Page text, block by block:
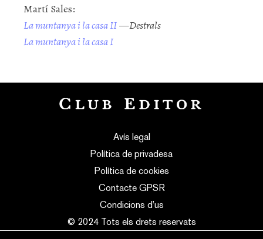
Martí Sales:
La muntanya i la casa II—Destrals
La muntanya i la casa I
Avís legal
Política de privadesa
Política de cookies
Contacte GPSR
Condicions d’us
© 2024 Tots els drets reservats